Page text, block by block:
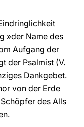
»der Name des
Aufgang der
der Psalmist (V.
Dankgebet.
von der Erde
des Alls